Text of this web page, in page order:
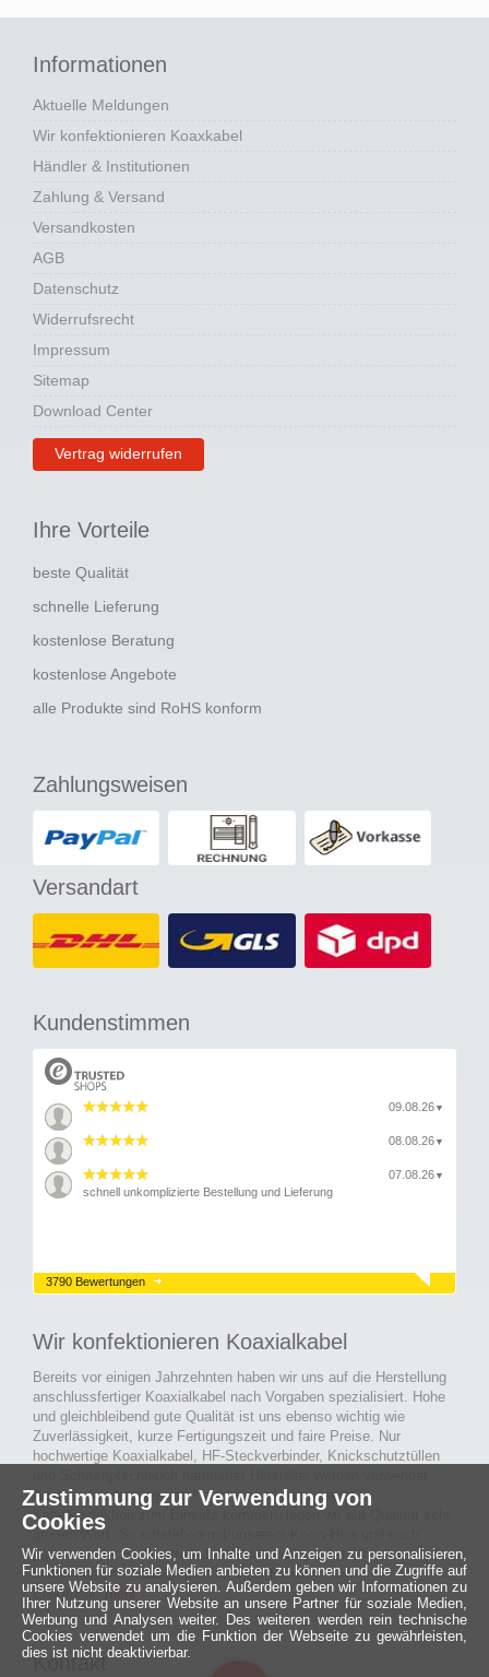
Informationen
Aktuelle Meldungen
Wir konfektionieren Koaxkabel
Händler & Institutionen
Zahlung & Versand
Versandkosten
AGB
Datenschutz
Widerrufsrecht
Impressum
Sitemap
Download Center
Vertrag widerrufen
Ihre Vorteile
beste Qualität
schnelle Lieferung
kostenlose Beratung
kostenlose Angebote
alle Produkte sind RoHS konform
Zahlungsweisen
Versandart
Kundenstimmen
09.08.26 ▼
08.08.26 ▼
07.08.26 ▼
schnell unkomplizierte Bestellung und Lieferung
3790 Bewertungen
Wir konfektionieren Koaxialkabel
Bereits vor einigen Jahrzehnten haben wir uns auf die Herstellung
anschlussfertiger Koaxialkabel nach Vorgaben spezialisiert. Hohe
und gleichbleibend gute Qualität ist uns ebenso wichtig wie
Zuverlässigkeit, kurze Fertigungszeit und faire Preise. Nur
hochwertige Koaxialkabel, HF-Steckverbinder, Knickschutztüllen
Auch an Werkzeuge und Maschinen, die in unserer
Kabelkonfektion zum Einsatz kommen, legen wir auf Qualität sehr
großen Wert. So entstehen mit unserem Know-How und nach
passieren der Endkontrolle langlebige und qualitativ hochwertige
konfektionierte Koaxialkabel für viele Bereiche der
Elektronik.mehr ›
Kontakt
Zustimmung zur Verwendung von
Cookies
Wir verwenden Cookies, um Inhalte und Anzeigen zu personalisieren,
Funktionen für soziale Medien anbieten zu können und die Zugriffe auf
unsere Website zu analysieren. Außerdem geben wir Informationen zu
Ihrer Nutzung unserer Website an unsere Partner für soziale Medien,
Werbung und Analysen weiter. Des weiteren werden rein technische
Cookies verwendet um die Funktion der Webseite zu gewährleisten,
dies ist nicht deaktivierbar.